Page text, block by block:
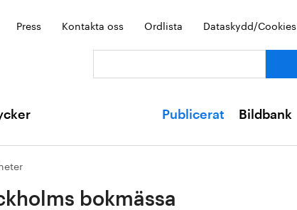
Press Kontakta oss Ordlista Dataskydd/Cookies
Publicerat Bildbank
bokmässa